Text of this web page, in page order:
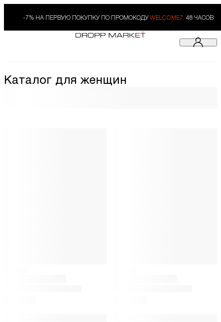
-7% НА ПЕРВУЮ ПОКУПКУ ПО ПРОМОКОДУ WELCOME7. 48 ЧАСОВ
Каталог для женщин